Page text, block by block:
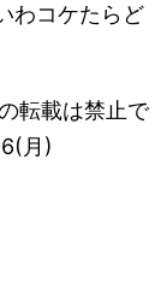
わコケたらど
転載は禁止で
月)